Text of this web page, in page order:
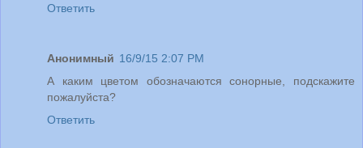
Ответить
Анонимный 16/9/15 2:07 PM
А каким цветом обозначаются сонорные, подскажите
пожалуйста?
Ответить